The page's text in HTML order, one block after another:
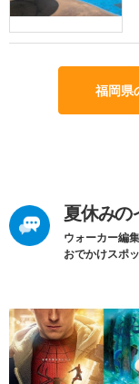
福岡県
夏休みの
ウォーカー編
おでかけスポ